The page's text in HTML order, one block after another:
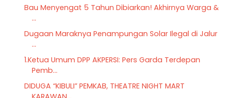
Bau Menyengat 5 Tahun Dibiarkan! Akhirnya Warga &
...
Dugaan Maraknya Penampungan Solar Ilegal di Jalur
...
1.Ketua Umum DPP AKPERSI: Pers Garda Terdepan
Pemb...
DIDUGA “KIBULI” PEMKAB, THEATRE NIGHT MART